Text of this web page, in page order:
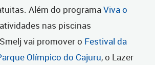
Além do programaViva o
nas piscinas
vai promover o Festival da
Olímpico do Cajuru, o Lazer